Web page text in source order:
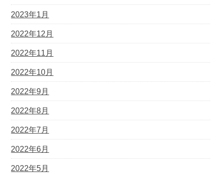
2023年1月
2022年12月
2022年11月
2022年10月
2022年9月
2022年8月
2022年7月
2022年6月
2022年5月